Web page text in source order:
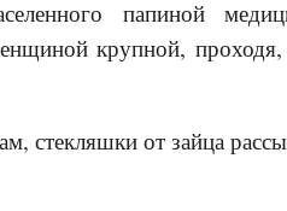
папиной
крупной, проходя,
стекляшки от зайца